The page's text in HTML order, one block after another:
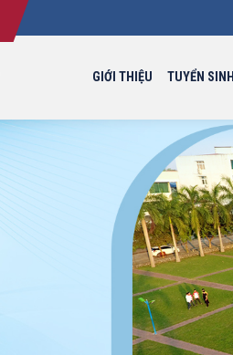
GIỚI THIỆU TUYỂN SINH